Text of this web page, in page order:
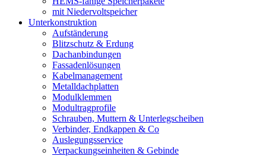
mit Niedervoltspeicher
Unterkonstruktion
Aufständerung
Blitzschutz & Erdung
Dachanbindungen
Fassadenlösungen
Kabelmanagement
Metalldachplatten
Modulklemmen
Modultragprofile
Schrauben, Muttern & Unterlegscheiben
Verbinder, Endkappen & Co
Auslegungsservice
Verpackungseinheiten & Gebinde